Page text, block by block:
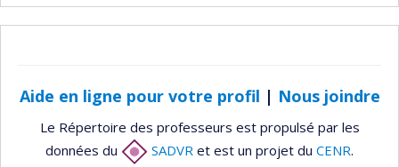
Aide en ligne pour votre profil | Nous joindre
Le Répertoire des professeurs est propulsé par les
données du
SADVR et est un projet du CENR.